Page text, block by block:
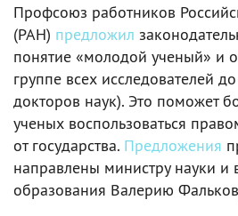
Профсоюз работников
(РАН) предложил
понятие «молодой ученый» и
группе всех исследователей
докторов наук). Это поможет
ученых воспользоваться
от государства. Предложения
направлены министру науки и
образования Валерию